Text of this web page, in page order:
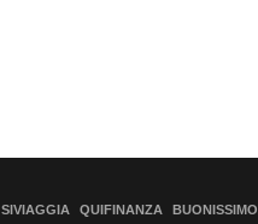
SIVIAGGIA QUIFINANZA BUONISSIMO